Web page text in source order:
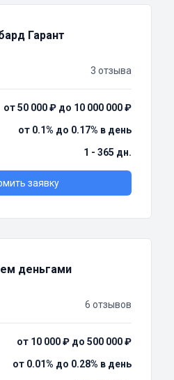
Гарант
3 отзыва
от 50 000 ₽ до 10 000 000 ₽
от 0.1% до 0.17% в день
1 - 365 дн.
заявку
деньгами
6 отзывов
от 10 000 ₽ до 500 000 ₽
от 0.01% до 0.28% в день